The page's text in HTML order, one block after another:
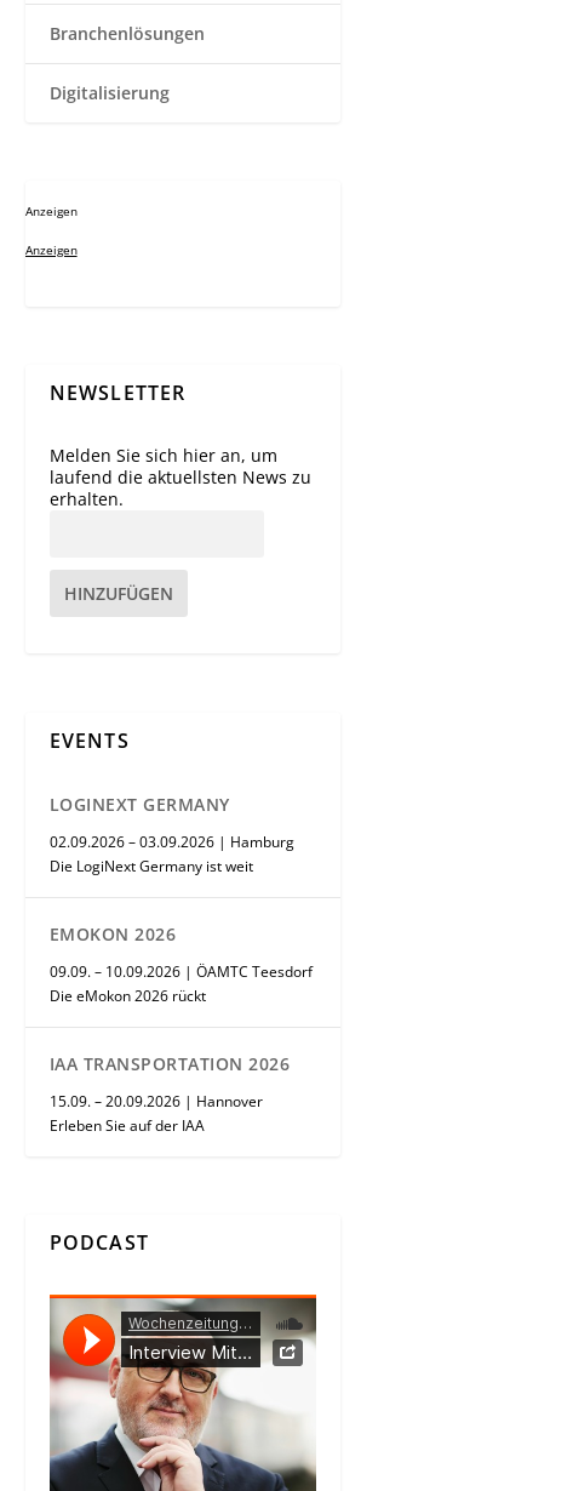
Branchenlösungen
Digitalisierung
Anzeigen
Anzeigen
NEWSLETTER
Melden Sie sich hier an, um
laufend die aktuellsten News zu
erhalten.
HINZUFÜGEN
EVENTS
LOGINEXT GERMANY
02.09.2026 – 03.09.2026 | Hamburg
Die LogiNext Germany ist weit
EMOKON 2026
09.09. – 10.09.2026 | ÖAMTC Teesdorf
Die eMokon 2026 rückt
IAA TRANSPORTATION 2026
15.09. – 20.09.2026 | Hannover
Erleben Sie auf der IAA
PODCAST